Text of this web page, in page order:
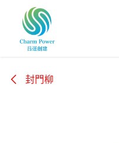
跳至內容
封門柳